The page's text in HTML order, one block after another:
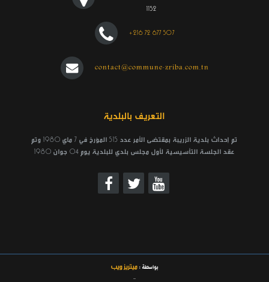
1152
+216 72 677 507
contact@commune-zriba.com.tn
التعريف بالبلدية
تم إحداث بلدية الزريبة بمقتضى الأمر عدد 515 المؤرخ في 7 ماي 1980 وتم
عقد الجلسة التأسيسية لأول مجلس بلدي للبلدية يوم 04 جوان 1980
بواسطة :ميتريز ويب
_